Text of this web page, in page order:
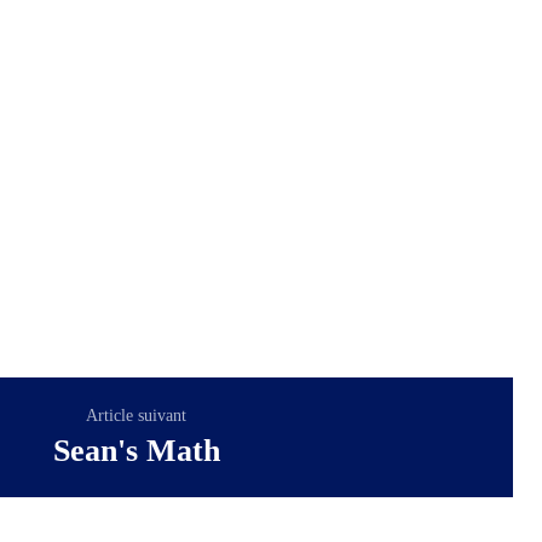
Article suivant
Sean's Math